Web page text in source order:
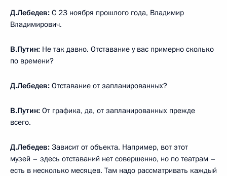
Д.Лебедев: С 23 ноября прошлого года, Владимир
Владимирович.
В.Путин: Не так давно. Отставание у вас примерно сколько
по времени?
Д.Лебедев: Отставание от запланированных?
В.Путин: От графика, да, от запланированных прежде
всего.
Д.Лебедев: Зависит от объекта. Например, вот этот
музей – здесь отставаний нет совершенно, но по театрам –
есть в несколько месяцев. Там надо рассматривать каждый